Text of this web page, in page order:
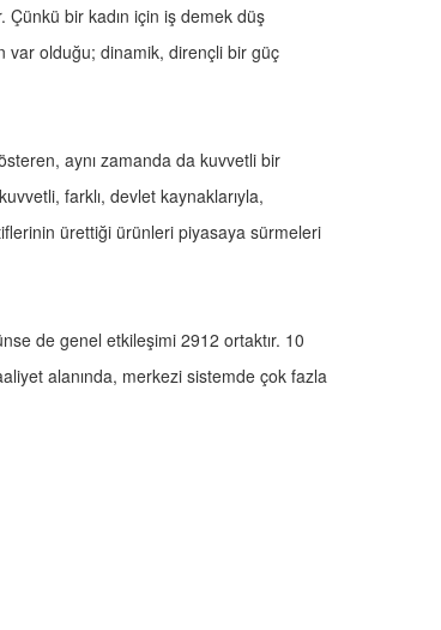
Çünkü bir kadın için iş demek düş
var olduğu; dinamik, dirençli bir güç
aynı zamanda da kuvvetli bir
farklı, devlet kaynaklarıyla,
ürettiği ürünleri piyasaya sürmeleri
de genel etkileşimi 2912 ortaktır. 10
alanında, merkezi sistemde çok fazla